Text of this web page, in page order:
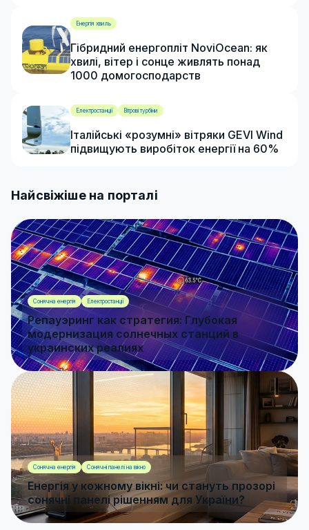
Енергія хвиль
Гібридний енергопліт NoviOcean: як
хвилі, вітер і сонце живлять понад
1000 домогосподарств
Електростанції Вітрові турбіни
Італійські «розумні» вітряки GEVI Wind
підвищують виробіток енергії на 60%
Найсвіжіше на порталі
Сонячна енергія Електростанції
Репауэринг как стратегия: Глубокая
модернизация солнечных станций в
украинских реалиях
Сонячна енергія Сонячні панелі на вікно
Енергія у кожному вікні: чи стануть прозорі
сонячні панелі рішенням для України?